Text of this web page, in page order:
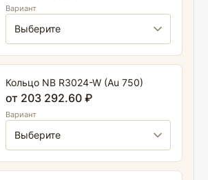
Вариант
Кольцо NB R3024-W (Au 750)
от 203 292.60 ₽
Вариант